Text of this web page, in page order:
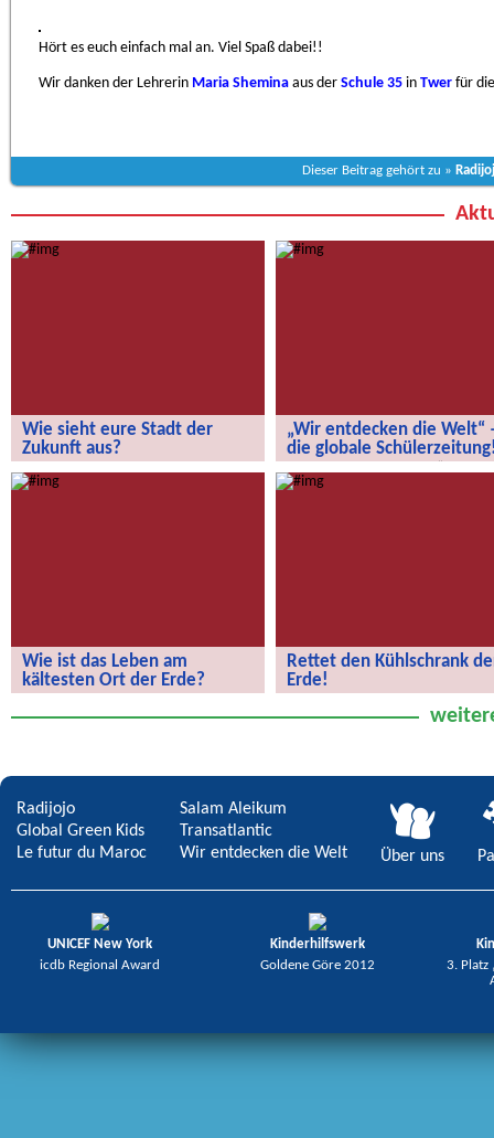
Hört es euch einfach mal an. Viel Spaß dabei!!
Wir danken der Lehrerin Maria Shemina aus der Schule 35 in Twer für
Dieser Beitrag gehört zu »
Wie sieht eure Stadt der
Zukunft aus?
Wie sieht eure Stadt der Zukunft aus?
„Wir entdecken die Welt“
die globale
„Wir entdecken die Welt“ – die
globale Schülerzeitung!
Wie ist das Leben am
kältesten Ort der Erde?
der Erde?
Rettet den Kühlschrank
Erde!
Radijojo
Global Green Kids
Le futur du Maroc
Salam Aleikum
Transatlantic
Wir entdecken die Welt
Über uns
UNICEF New York
icdb Regional Award
Kinderhilfswerk
Goldene Göre 2012
3. Platz